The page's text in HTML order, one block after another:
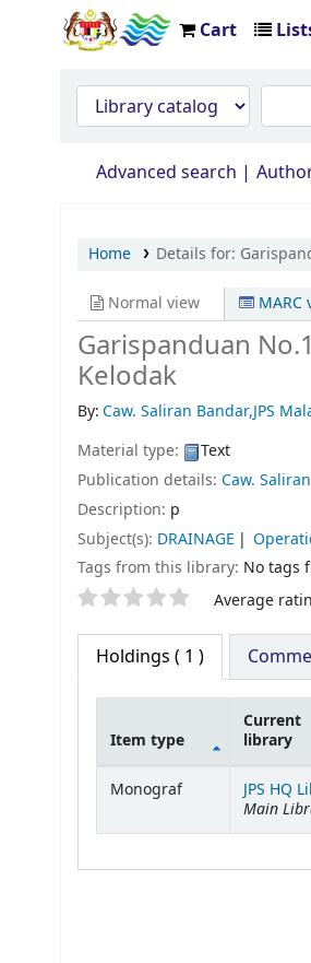
Cart
Advanced search
Home Details for:
Normal view MARC
Garispanduan
Kelodak
By:Caw. Saliran Bandar,JPS
Material type:
Text
Publication details: Caw.
Description: p
Subject(s): DRAINAGE
Tags from this library: No tags
Average
Holdings ( 1 )
Item type
Current
library
Monograf
JPS HQ
Main